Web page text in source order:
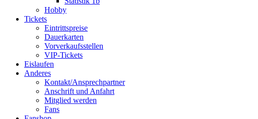
Hobby
Tickets
Eintrittspreise
Dauerkarten
Vorverkaufsstellen
VIP-Tickets
Eislaufen
Anderes
Kontakt/Ansprechpartner
Anschrift und Anfahrt
Mitglied werden
Fans